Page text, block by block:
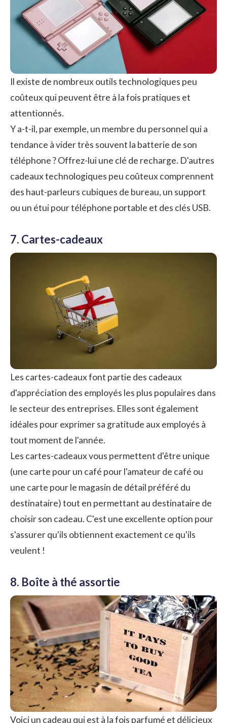
Il existe de nombreux outils technologiques peu
coûteux qui peuvent être à la fois pratiques et
attentionnés.
Y a-t-il, par exemple, un membre du personnel qui a
tendance à vider très souvent la batterie de son
téléphone ? Offrez-lui une clé de recharge. D'autres
cadeaux technologiques peu coûteux comprennent
des haut-parleurs cubiques de bureau, un support
ou un étui pour téléphone portable et des clés USB.
7. Cartes-cadeaux
Les cartes-cadeaux font partie des cadeaux
d'appréciation des employés les plus populaires dans
le secteur des entreprises. Elles sont également
idéales pour exprimer sa gratitude aux employés à
tout moment de l'année.
Les cartes-cadeaux vous permettent d'être unique
(une carte pour un café pour l'amateur de café ou
une carte pour le magasin de détail préféré du
destinataire) tout en permettant au destinataire de
choisir son cadeau. C'est une excellente option pour
s'assurer qu'ils obtiennent exactement ce qu'ils
veulent !
8. Boîte à thé assortie
Voici un cadeau qui est à la fois parfumé et délicieux